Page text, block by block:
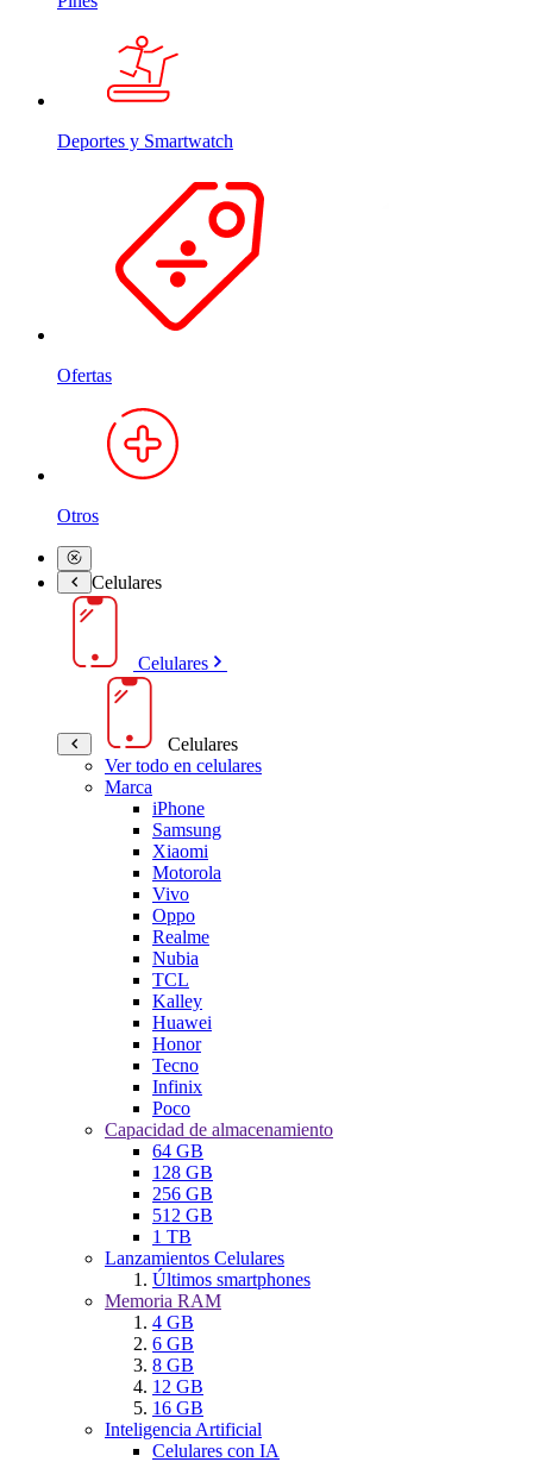
Deportes y Smartwatch
Ofertas
Otros
Celulares
Celulares
Celulares
Ver todo en celulares
Marca
iPhone
Samsung
Xiaomi
Motorola
Vivo
Oppo
Realme
Nubia
TCL
Kalley
Huawei
Honor
Tecno
Infinix
Poco
Capacidad de almacenamiento
64 GB
128 GB
256 GB
512 GB
1 TB
Lanzamientos Celulares
Últimos smartphones
Memoria RAM
4 GB
6 GB
8 GB
12 GB
16 GB
Inteligencia Artificial
Celulares con IA